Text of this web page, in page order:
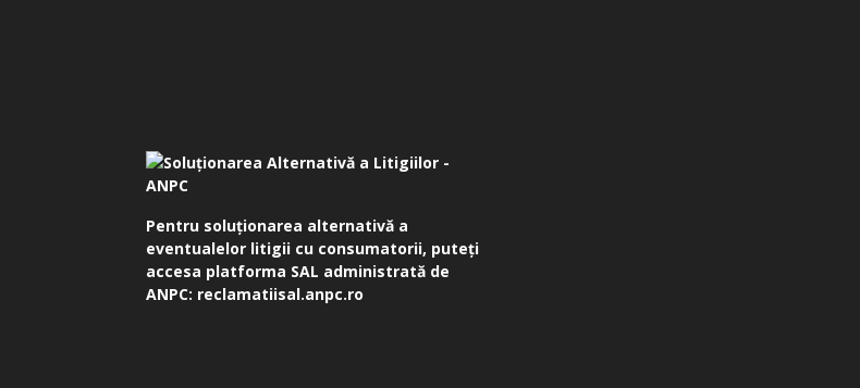
Pentru soluționarea alternativă a
eventualelor litigii cu consumatorii, puteți
accesa platforma SAL administrată de
ANPC: reclamatiisal.anpc.ro